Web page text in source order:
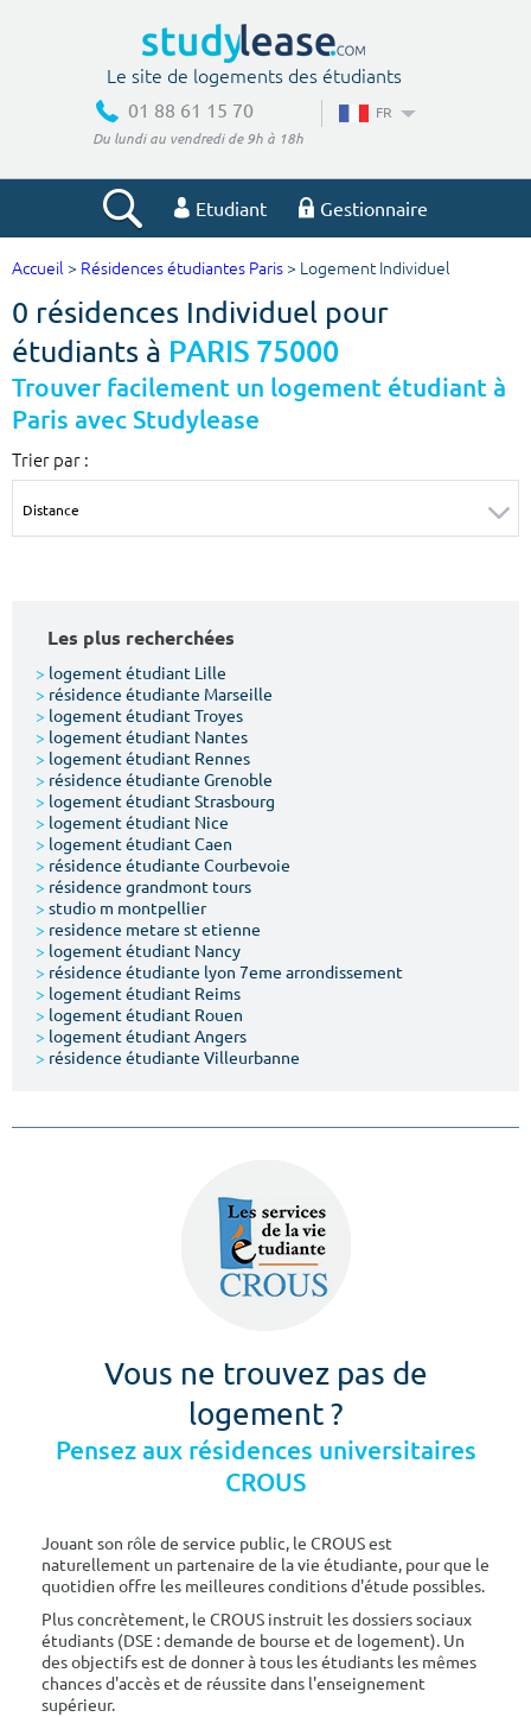
Le site de logements des étudiants
01 88 61 15 70
Du lundi au vendredi de 9h à 18h
FR
Etudiant Gestionnaire
Votre recherche
Ville, école
Type de location
Votre date d'entrée
Accueil > Résidences étudiantes Paris > Logement Individuel
0 résidences Individuel pour
étudiants à PARIS 75000
Trouver facilement un logement étudiant à
Paris avec Studylease
Trier par :
Les plus recherchées
> logement étudiant Lille
> résidence étudiante Marseille
> logement étudiant Troyes
> logement étudiant Nantes
> logement étudiant Rennes
> résidence étudiante Grenoble
> logement étudiant Strasbourg
> logement étudiant Nice
> logement étudiant Caen
> résidence étudiante Courbevoie
> résidence grandmont tours
> studio m montpellier
> residence metare st etienne
> logement étudiant Nancy
> résidence étudiante lyon 7eme arrondissement
> logement étudiant Reims
> logement étudiant Rouen
> logement étudiant Angers
> résidence étudiante Villeurbanne
Vous ne trouvez pas de
logement ?
Pensez aux résidences universitaires
CROUS
Jouant son rôle de service public, le CROUS est
naturellement un partenaire de la vie étudiante, pour que le
quotidien offre les meilleures conditions d'étude possibles.
Plus concrètement, le CROUS instruit les dossiers sociaux
étudiants (DSE : demande de bourse et de logement). Un
des objectifs est de donner à tous les étudiants les mêmes
chances d'accès et de réussite dans l'enseignement
supérieur.